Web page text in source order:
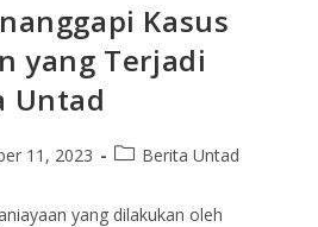
Kasus
yang Terjadi
Untad
11, 2023 Berita Untad
yang dilakukan oleh